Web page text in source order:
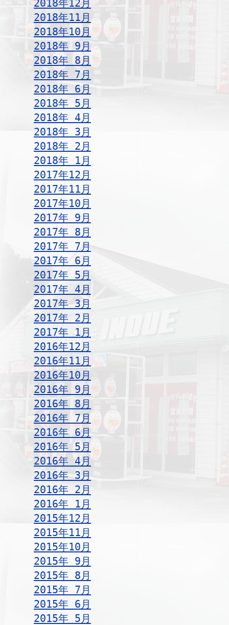
2018年12月
2018年11月
2018年10月
2018年 9月
2018年 8月
2018年 7月
2018年 6月
2018年 5月
2018年 4月
2018年 3月
2018年 2月
2018年 1月
2017年12月
2017年11月
2017年10月
2017年 9月
2017年 8月
2017年 7月
2017年 6月
2017年 5月
2017年 4月
2017年 3月
2017年 2月
2017年 1月
2016年12月
2016年11月
2016年10月
2016年 9月
2016年 8月
2016年 7月
2016年 6月
2016年 5月
2016年 4月
2016年 3月
2016年 2月
2016年 1月
2015年12月
2015年11月
2015年10月
2015年 9月
2015年 8月
2015年 7月
2015年 6月
2015年 5月